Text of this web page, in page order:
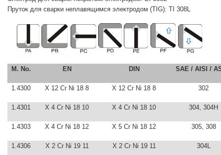
Пруток для сварки неплавящимся электродом (TIG): TI 308L
M. No. EN DIN SAE / AISI /
1.4300 X 12 Cr Ni 18 8 X 12 Cr Ni 18 8 302
1.4301 X 4 Cr Ni 18 10 X 4 Cr Ni 18 10 304, 304H
1.4303 X 4 Cr Ni 18 12 X 5 Cr Ni 18 12 305, 308
1.4306 X 2 Cr Ni 19 11 X 2 Cr Ni 19 11 304L